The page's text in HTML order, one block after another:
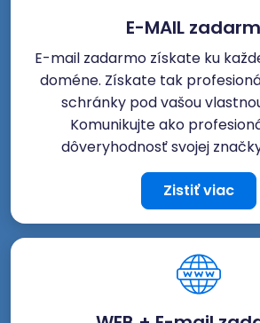
E-MAIL
E-mail zadarmo získate ku
doméne. Získate tak
schránky pod vašou
Komunikujte ako
dôveryhodnosť svojej
Zistiť viac